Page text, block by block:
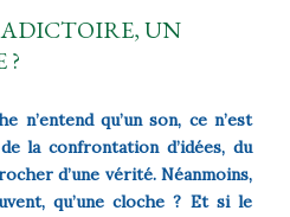
UN
?
n’entend qu’un son, ce n’est
la confrontation d’idées, du
d’une vérité. Néanmoins,
qu’une cloche ? Et si le